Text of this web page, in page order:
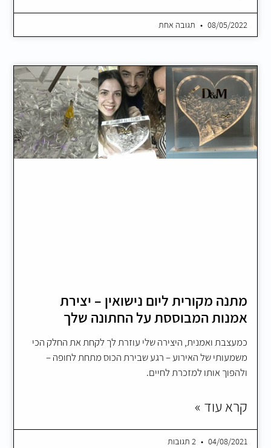
08/05/2022 תגובה אחת
מתנה מקורית ליום נישואין – יצירת
אמנות המבוססת על החתונה שלך
כמעצבת ואמנית, היצירה שלי עוזרת לך לקחת את החלק הכי
משמעותי של האירוע – רגע שבירת הכוס מתחת לחופה –
ולהפוך אותו למזכרת לחיים.
קרא עוד »
04/08/2021 2 תגובות